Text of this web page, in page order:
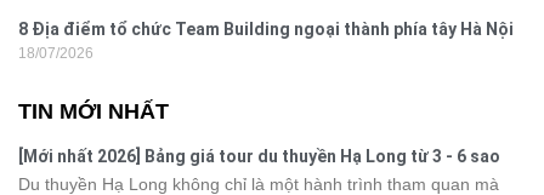
8 Địa điểm tổ chức Team Building ngoại thành phía tây Hà Nội
18/07/2026
TIN MỚI NHẤT
[Mới nhất 2026] Bảng giá tour du thuyền Hạ Long từ 3 - 6 sao
Du thuyền Hạ Long không chỉ là một hành trình tham quan mà